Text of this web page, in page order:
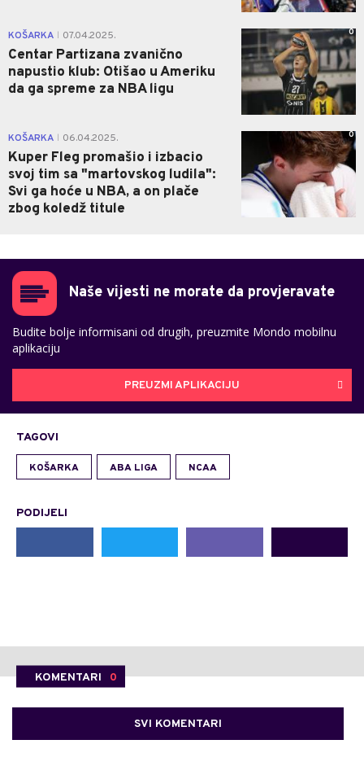
KOŠARKA 07.04.2025.
Centar Partizana zvanično
napustio klub: Otišao u Ameriku
da ga spreme za NBA ligu
0
KOŠARKA 06.04.2025.
Kuper Fleg promašio i izbacio
svoj tim sa "martovskog ludila":
Svi ga hoće u NBA, a on plače
zbog koledž titule
0
Naše vijesti ne morate da provjeravate
Budite bolje informisani od drugih, preuzmite Mondo mobilnu
aplikaciju
PREUZMI APLIKACIJU
TAGOVI
KOŠARKA ABA LIGA NCAA
PODIJELI
KOMENTARI 0
SVI KOMENTARI